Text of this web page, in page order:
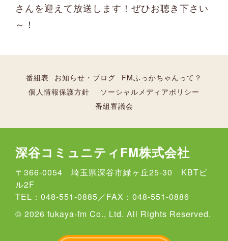
さんを迎えて放送します！ぜひお聴き下さい
～！
番組表 お知らせ・ブログ
FMふっかちゃんって？
個人情報保護方針
ソーシャルメディアポリシー
番組審議会
深谷コミュニティFM株式会社
〒366-0054 埼玉県深谷市緑ヶ丘25-30 KBTビ
ル2F
TEL：048-551-0885／FAX：048-551-0886
© 2026 fukaya-fm Co., Ltd. All Rights Reserved.